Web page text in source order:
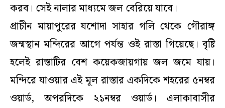
করব। সেই নালার মাধ্যমে জল বেরিয়ে যাবে।
প্রাচীন মায়াপুরের যশোদা সাহার গলি থেকে গৌরাঙ্গ
জন্মস্থান মন্দিরের আগে পর্যন্ত ওই রাস্তা গিয়েছে। বৃষ্টি
হলেই রাস্তাটির বেশ কয়েকজায়গায় জল জমে যায়।
মন্দিরে যাওয়ার এই মূল রাস্তার একদিকে শহরের ৫নম্বর
ওয়ার্ড, অপরদিকে ২১নম্বর ওয়ার্ড। এলাকাবাসীর